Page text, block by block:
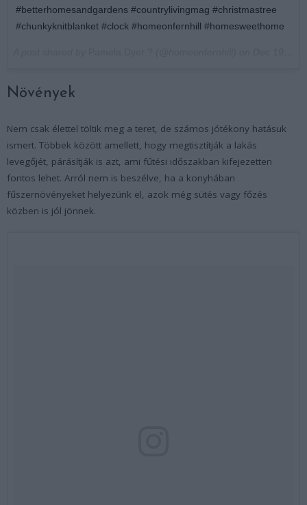
#betterhomesandgardens #countrylivingmag #christmastree
#chunkyknitblanket #clock #homeonfernhill #homesweethome
Növények
Nem csak élettel töltik meg a teret, de számos jótékony hatásuk
ismert. Többek között amellett, hogy megtisztítják a lakás
levegőjét, párásítják is azt, ami fűtési időszakban kifejezetten
fontos lehet. Arról nem is beszélve, ha a konyhában
fűszernövényeket helyezünk el, azok még sütés vagy főzés
közben is jól jönnek.